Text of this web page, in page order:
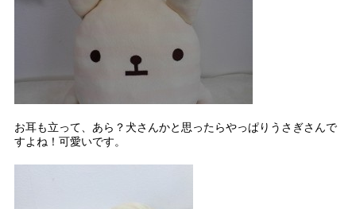
お耳も立って、あら？犬さんかと思ったらやっぱりうさぎさんで
すよね！可愛いです。